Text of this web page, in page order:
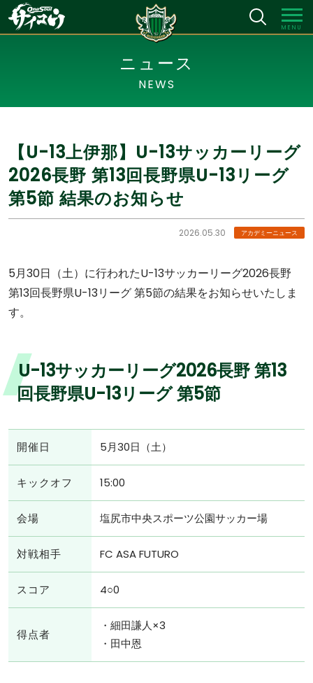
MENU
ニュース
NEWS
【U-13上伊那】U-13サッカーリーグ
2026長野 第13回長野県U-13リーグ
第5節 結果のお知らせ
2026.05.30 アカデミーニュース
5月30日（土）に行われたU-13サッカーリーグ2026長野
第13回長野県U-13リーグ 第5節の結果をお知らせいたしま
す。
U-13サッカーリーグ2026長野 第13
回長野県U-13リーグ 第5節
開催日 5月30日（土）
キックオフ 15:00
会場 塩尻市中央スポーツ公園サッカー場
対戦相手 FC ASA FUTURO
スコア 4○0
得点者
・細田謙人×3
・田中恩